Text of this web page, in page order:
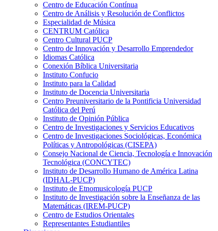
Centro de Educación Contínua
Centro de Análisis y Resolución de Conflictos
Especialidad de Música
CENTRUM Católica
Centro Cultural PUCP
Centro de Innovación y Desarrollo Emprendedor
Idiomas Católica
Conexión Bíblica Universitaria
Instituto Confucio
Instituto para la Calidad
Instituto de Docencia Universitaria
Centro Preuniversitario de la Pontificia Universidad
Católica del Perú
Instituto de Opinión Pública
Centro de Investigaciones y Servicios Educativos
Centro de Investigaciones Sociológicas, Económica
Políticas y Antropológicas (CISEPA)
Consejo Nacional de Ciencia, Tecnología e Innovación
Tecnológica (CONCYTEC)
Instituto de Desarrollo Humano de América Latina
(IDHAL-PUCP)
Instituto de Etnomusicología PUCP
Instituto de Investigación sobre la Enseñanza de las
Matemáticas (IREM-PUCP)
Centro de Estudios Orientales
Representantes Estudiantiles